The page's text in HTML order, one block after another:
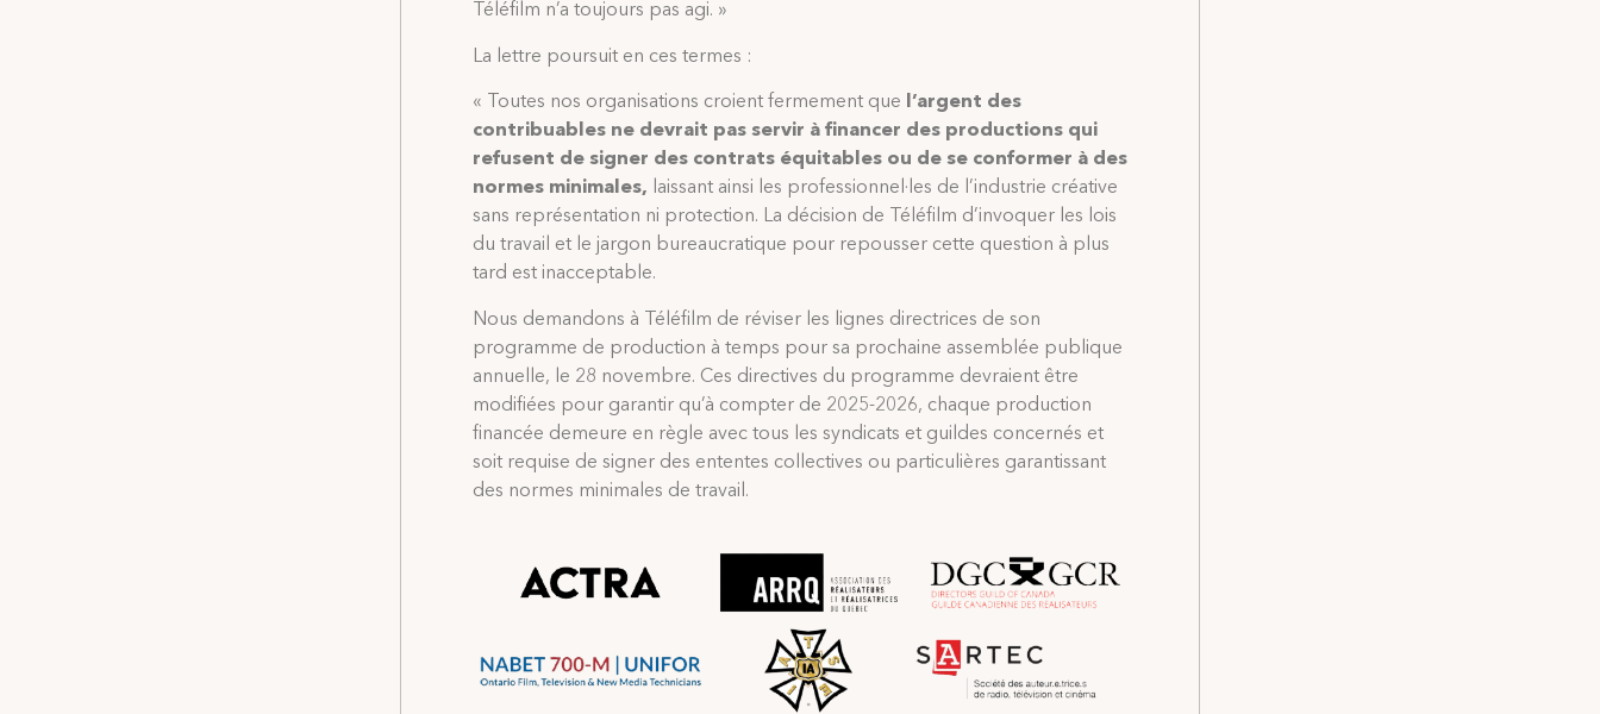
Téléfilm n’a toujours pas agi. »
La lettre poursuit en ces termes :
« Toutes nos organisations croient fermement que
l’argent des
contribuables ne devrait pas servir à financer des productions qui
refusent de signer des contrats équitables ou de se conformer à des
normes minimales, laissant ainsi les professionnel·les de l’industrie créative
sans représentation ni protection. La décision de Téléfilm d’invoquer les lois
du travail et le jargon bureaucratique pour repousser cette question à plus
tard est inacceptable.
Nous demandons à Téléfilm de réviser les lignes directrices de son
programme de production à temps pour sa prochaine assemblée publique
annuelle, le 28 novembre. Ces directives du programme devraient être
modifiées pour garantir qu’à compter de 2025-2026, chaque production
financée demeure en règle avec tous les syndicats et guildes concernés et
soit requise de signer des ententes collectives ou particulières garantissant
des normes minimales de travail.